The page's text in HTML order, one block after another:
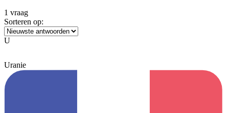
1 vraag
Sorteren op:
U
Uranie